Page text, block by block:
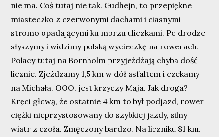
nie ma. Coś tutaj nie tak. Gudhejn, to przepiękne
miasteczko z czerwonymi dachami i ciasnymi
stromo opadającymi ku morzu uliczkami. Po drodze
słyszymy i widzimy polską wycieczkę na rowerach.
Polacy tutaj na Bornholm przyjeżdżają chyba dość
licznie. Zjeżdzamy 1,5 km w dół asfaltem i czekamy
na Michała. OOO, jest krzyczy Maja. Jak droga?
Kręci głową, że ostatnie 4 km to był podjazd, rower
ciężki nieprzystosowany do szybkiej jazdy, silny
wiatr z czoła. Zmęczony bardzo. Na liczniku 81 km.